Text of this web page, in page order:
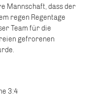
Mannschaft, dass der
regen Regentage
Team für die
gefrorenen
3:4